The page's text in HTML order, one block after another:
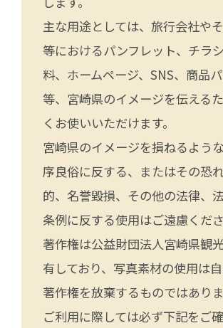
主な用途としては、旅行会社や
等におけるパンフレット、チラ
料、ホームページ、SNS、商品
等、宮崎県のイメージを伝える
くお使いいただけます。
宮崎県のイメージを損ねるよう
序良俗に反する、またはその恐
的、名誉毀損、その他の法律、
条例に反する使用はご遠慮くださ
著作権は公益財団法人宮崎県観
有しており、写真素材の使用は
著作権を放棄するものではありま
ご利用に際しては必ず下記をご